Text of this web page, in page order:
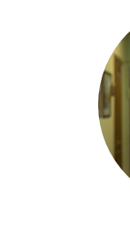
РАН Сергей
Мандельштам и
регулярных
отношения
очень ценила
неоднократно
века. Соловьев
Шаламова к
РГАЛИ. В
человеком, чем
искал
мысли о
в какой-то